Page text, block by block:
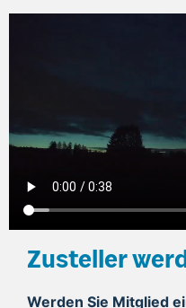
Zusteller
Werden Sie Mitglied